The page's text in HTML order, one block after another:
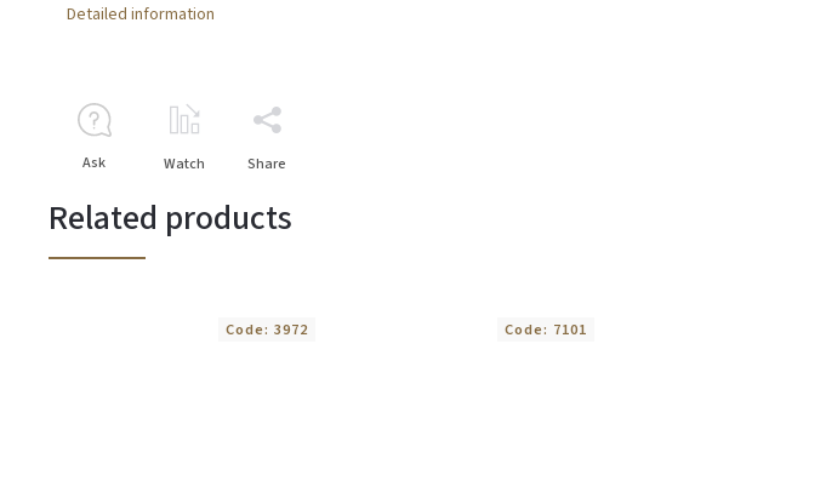
Detailed information
Ask Watch Share
Related products
Code: 3972 Code: 7101